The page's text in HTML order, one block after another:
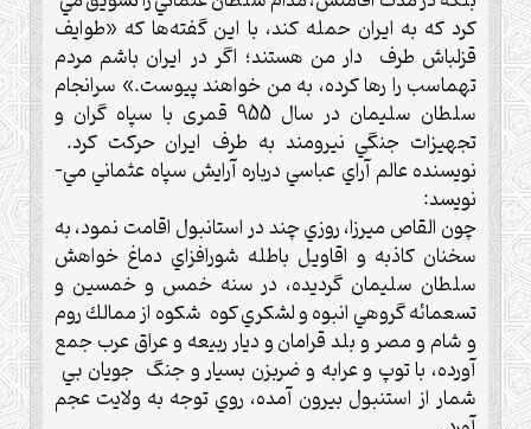
كرد كه به ايران حمله كند، با اين گفته‌ها كه «طوايف
قزلباش طرف دار من هستند؛ اگر در ايران باشم مردم
تهماسب را رها كرده، به من خواهند پيوست.»‌ سرانجام
سلطان سليمان در سال 955 قمری با سپاه گران و
تجهيزات جنگي نيرومند به طرف ايران حركت كرد.‌
نویسنده عالم آراي عباسي درباره آرايش سپاه عثماني مي-
نويسد:
چون القاص ميرزا، روزي چند در استانبول اقامت نمود، به
سخنان كاذبه و اقاويل باطله شورافزاي دماغ خواهش
سلطان سليمان گرديده، در سنه خمس و خمسين و
تسعمائه گروهي انبوه و لشكري كوه شكوه از ممالك روم
و شام و مصر و بلد قرامان و ديار ربيعه و عراق عرب جمع
آورده، با توپ و عرابه و ضربزن بسيار و جنگ جويان بي
شمار از استنبول بيرون آمده، روي توجه به ولايت عجم